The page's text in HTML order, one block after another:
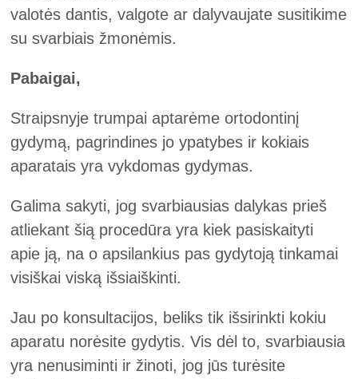
valotės dantis, valgote ar dalyvaujate susitikime
su svarbiais žmonėmis.
Pabaigai,
Straipsnyje trumpai aptarėme ortodontinį
gydymą, pagrindines jo ypatybes ir kokiais
aparatais yra vykdomas gydymas.
Galima sakyti, jog svarbiausias dalykas prieš
atliekant šią procedūra yra kiek pasiskaityti
apie ją, na o apsilankius pas gydytoją tinkamai
visiškai viską išsiaiškinti.
Jau po konsultacijos, beliks tik išsirinkti kokiu
aparatu norėsite gydytis. Vis dėl to, svarbiausia
yra nenusiminti ir žinoti, jog jūs turėsite